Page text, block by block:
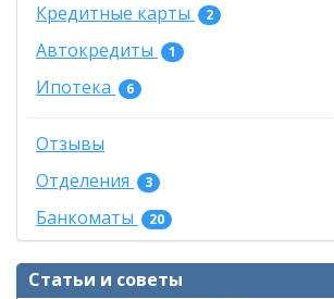
Кредитные карты 2
Автокредиты 1
Ипотека 6
Отзывы
Отделения
3
Банкоматы 20
Статьи и советы